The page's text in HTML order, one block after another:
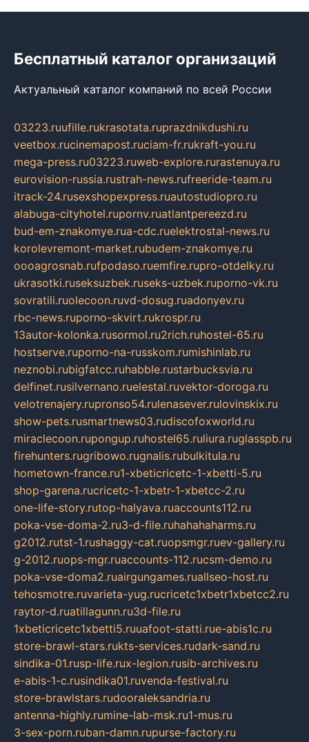
Бесплатный каталог организаций
Актуальный каталог компаний по всей России
03223.ruufille.rukrasotata.ruprazdnikdushi.ru
veetbox.rucinemapost.ruciam-fr.rukraft-you.ru
mega-press.ru03223.ruweb-explore.rurastenuya.ru
eurovision-russia.rustrah-news.rufreeride-team.ru
itrack-24.rusexshopexpress.ruautostudiopro.ru
alabuga-cityhotel.rupornv.ruatlantpereezd.ru
bud-em-znakomye.rua-cdc.ruelektrostal-news.ru
korolevremont-market.rubudem-znakomye.ru
oooagrosnab.rufpodaso.ruemfire.rupro-otdelky.ru
ukrasotki.ruseksuzbek.ruseks-uzbek.ruporno-vk.ru
sovratili.ruolecoon.ruvd-dosug.ruadonyev.ru
rbc-news.ruporno-skvirt.rukrospr.ru
13autor-kolonka.rusormol.ru2rich.ruhostel-65.ru
hostserve.ruporno-na-russkom.rumishinlab.ru
neznobi.rubigfatcc.ruhabble.rustarbucksvia.ru
delfinet.rusilvernano.ruelestal.ruvektor-doroga.ru
velotrenajery.rupronso54.rulenasever.rulovinskix.ru
show-pets.rusmartnews03.rudiscofoxworld.ru
miraclecoon.rupongup.ruhostel65.ruliura.ruglasspb.ru
firehunters.rugribowo.rugnalis.rubulkitula.ru
hometown-france.ru1-xbeticricetc-1-xbetti-5.ru
shop-garena.rucricetc-1-xbetr-1-xbetcc-2.ru
one-life-story.rutop-halyava.ruaccounts112.ru
poka-vse-doma-2.ru3-d-file.ruhahahaharms.ru
g2012.rutst-1.rushaggy-cat.ruopsmgr.ruev-gallery.ru
g-2012.ruops-mgr.ruaccounts-112.rucsm-demo.ru
poka-vse-doma2.ruairgungames.ruallseo-host.ru
tehosmotre.ruvarieta-yug.rucricetc1xbetr1xbetcc2.ru
raytor-d.ruatillagunn.ru3d-file.ru
1xbeticricetc1xbetti5.ruuafoot-statti.rue-abis1c.ru
store-brawl-stars.rukts-services.rudark-sand.ru
sindika-01.rusp-life.rux-legion.rusib-archives.ru
e-abis-1-c.rusindika01.ruvenda-festival.ru
store-brawlstars.rudooraleksandria.ru
antenna-highly.rumine-lab-msk.ru1-mus.ru
3-sex-porn.ruban-damn.rupurse-factory.ru